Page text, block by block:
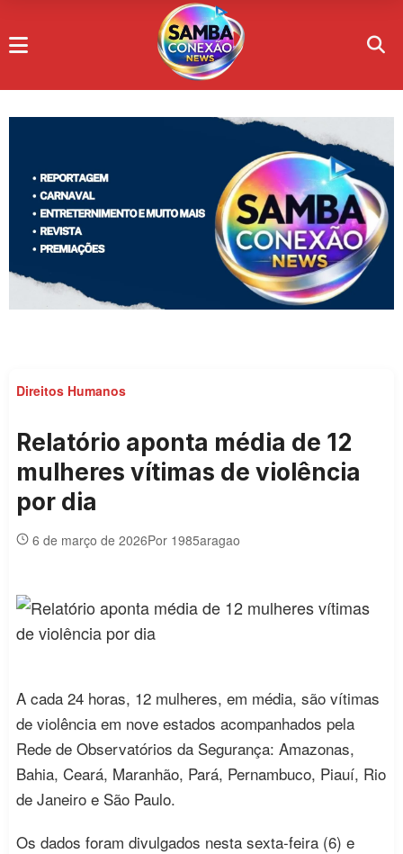
Direitos Humanos
Relatório aponta média de 12
mulheres vítimas de violência
por dia
6 de março de 2026Por 1985aragao
A cada 24 horas, 12 mulheres, em média, são vítimas
de violência em nove estados acompanhados pela
Rede de Observatórios da Segurança: Amazonas,
Bahia, Ceará, Maranhão, Pará, Pernambuco, Piauí, Rio
de Janeiro e São Paulo.
Os dados foram divulgados nesta sexta-feira (6) e